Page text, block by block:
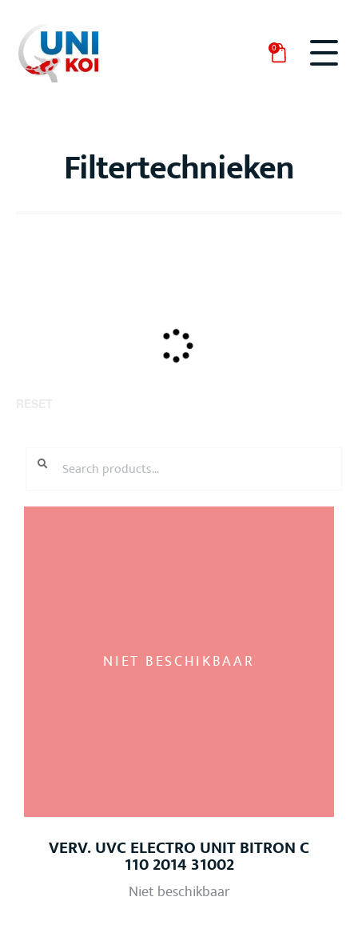
0
Filtertechnieken
SEARCH
FOR:
NIET BESCHIKBAAR
VERV. UVC ELECTRO UNIT BITRON C
110 2014 31002
Niet beschikbaar